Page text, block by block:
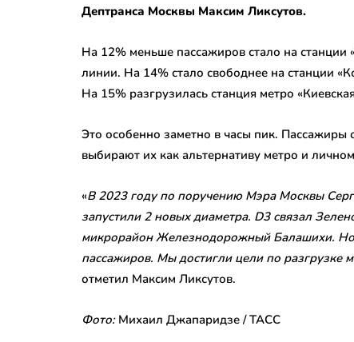
Дептранса Москвы Максим Ликсутов.
На 12% меньше пассажиров стало на станции
линии. На 14% стало свободнее на станции
На 15% разгрузилась станция метро
Это особенно заметно в часы пик.
выбирают их как альтернативу метро и
«В 2023 году по поручению Мэра Москвы
запустили 2 новых диаметра. D3 связал
микрорайон Железнодорожный Балашихи.
пассажиров. Мы достигли цели по разгрузке
отметил Максим Ликсутов.
Фото:Михаил Джапаридзе / ТАСС